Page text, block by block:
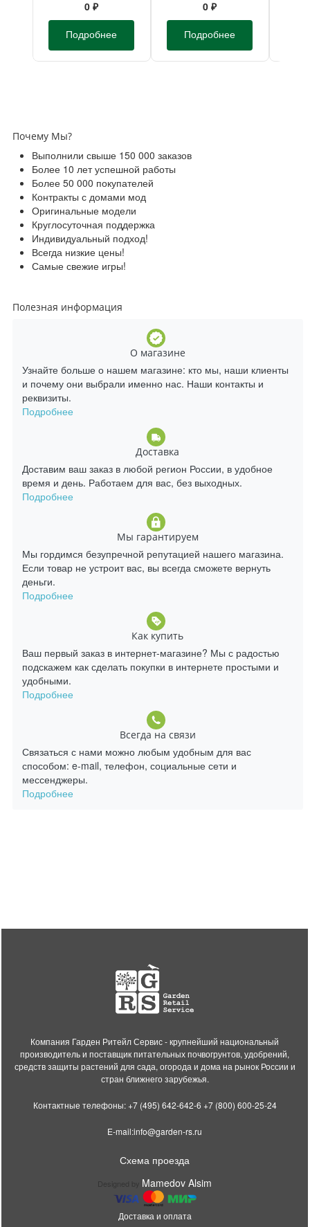
0 ₽
Подробнее
желтый L1,6м
0 ₽
Подробнее
Почему Мы?
Выполнили свыше 150 000 заказов
Более 10 лет успешной работы
Более 50 000 покупателей
Контракты с домами мод
Оригинальные модели
Круглосуточная поддержка
Индивидуальный подход!
Всегда низкие цены!
Самые свежие игры!
Полезная информация
О магазине
Узнайте больше о нашем магазине: кто мы, наши клиенты
и почему они выбрали именно нас. Наши контакты и
реквизиты.
Подробнее
Доставка
Доставим ваш заказ в любой регион России, в удобное
время и день. Работаем для вас, без выходных.
Подробнее
Мы гарантируем
Мы гордимся безупречной репутацией нашего магазина.
Если товар не устроит вас, вы всегда сможете вернуть
деньги.
Подробнее
Как купить
Ваш первый заказ в интернет-магазине? Мы с радостью
подскажем как сделать покупки в интернете простыми и
удобными.
Подробнее
Всегда на связи
Связаться с нами можно любым удобным для вас
способом: e-mail, телефон, социальные сети и
мессенджеры.
Подробнее
Компания Гарден Ритейл Сервис - крупнейший национальный
производитель и поставщик питательных почвогрунтов, удобрений,
средств защиты растений для сада, огорода и дома на рынок России и
стран ближнего зарубежья.
Контактные телефоны:+7 (495) 642-642-6 +7 (800) 600-25-24
E-mail:info@garden-rs.ru
Схема проезда
Designed by Mamedov Alsim
Доставка и оплата